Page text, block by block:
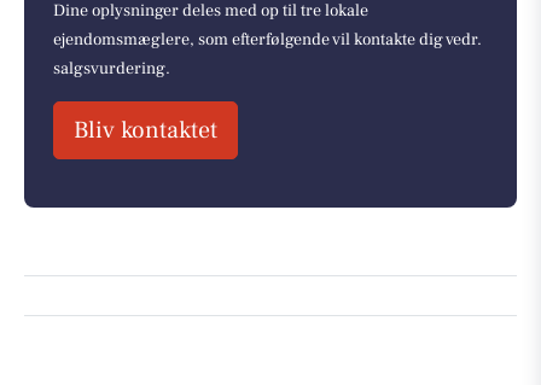
Dine oplysninger deles med op til tre lokale
ejendomsmæglere, som efterfølgende vil kontakte dig vedr.
salgsvurdering.
Bliv kontaktet